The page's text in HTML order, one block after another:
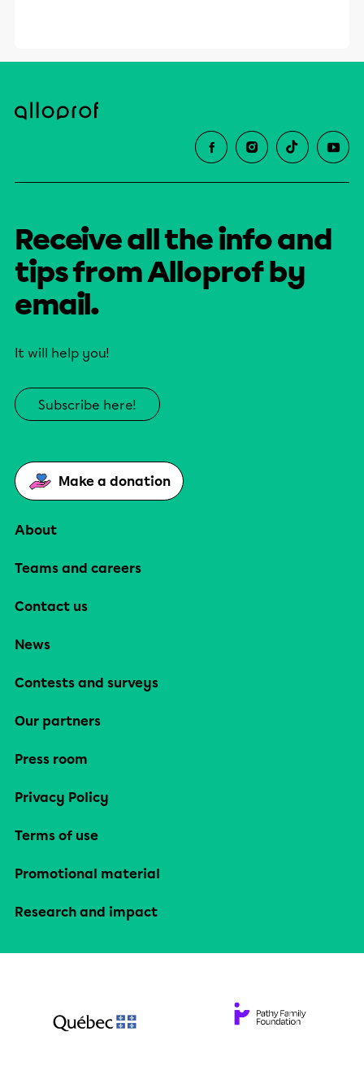
Receive all the info and
tips from Alloprof by
email.
It will help you!
Subscribe here!
Make a donation
About
Teams and careers
Contact us
News
Contests and surveys
Our partners
Press room
Privacy Policy
Terms of use
Promotional material
Research and impact